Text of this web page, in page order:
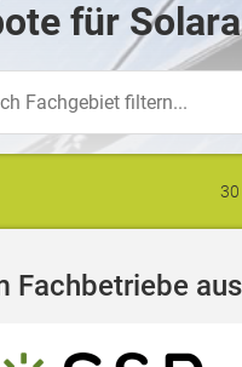
für
30
Fachbetriebe